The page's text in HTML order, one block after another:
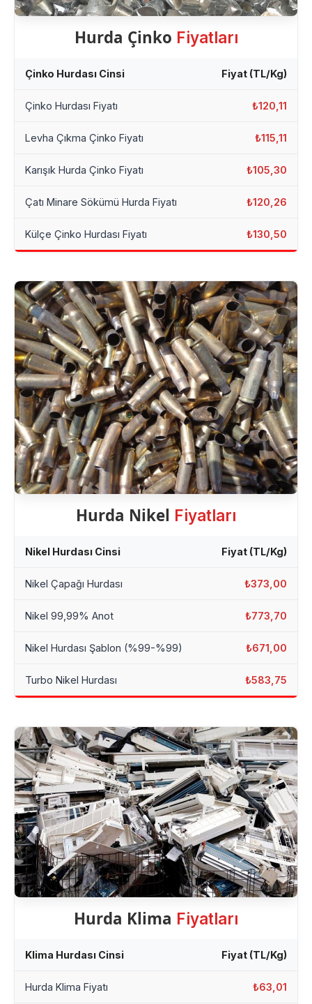
Hurda Çinko Fiyatları
Çinko Hurdası Cinsi Fiyat (TL/Kg)
Çinko Hurdası Fiyatı ₺120,11
Levha Çıkma Çinko Fiyatı ₺115,11
Karışık Hurda Çinko Fiyatı ₺105,30
Çatı Minare Sökümü Hurda Fiyatı ₺120,26
Külçe Çinko Hurdası Fiyatı ₺130,50
Hurda Nikel Fiyatları
Nikel Hurdası Cinsi Fiyat (TL/Kg)
Nikel Çapağı Hurdası ₺373,00
Nikel 99,99% Anot ₺773,70
Nikel Hurdası Şablon (%99-%99) ₺671,00
Turbo Nikel Hurdası ₺583,75
Hurda Klima Fiyatları
Klima Hurdası Cinsi Fiyat (TL/Kg)
Hurda Klima Fiyatı ₺63,01